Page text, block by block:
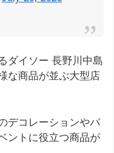
ダイソー 長野川中島
な商品が並ぶ大型店
デコレーションやパ
ントに役立つ商品が